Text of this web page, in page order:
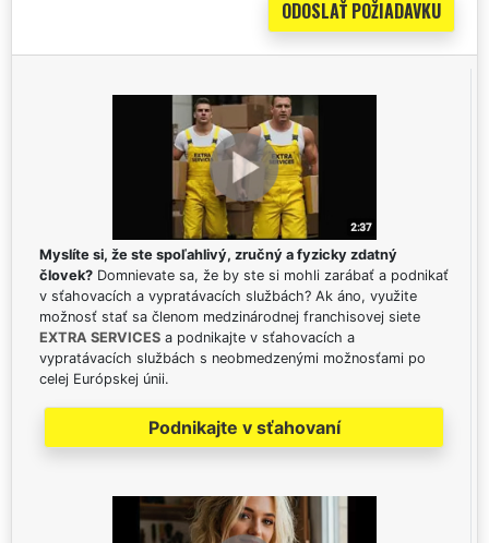
Myslíte si, že ste spoľahlivý, zručný a fyzicky zdatný
človek? Domnievate sa, že by ste si mohli zarábať a podnikať
v sťahovacích a vypratávacích službách? Ak áno, využite
možnosť stať sa členom medzinárodnej franchisovej siete
EXTRA SERVICES a podnikajte v sťahovacích a
vypratávacích službách s neobmedzenými možnosťami po
celej Európskej únii.
Podnikajte v sťahovaní